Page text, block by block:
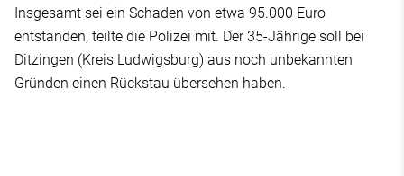
Insgesamt sei ein Schaden von etwa 95.000 Euro
entstanden, teilte die Polizei mit. Der 35-Jährige soll bei
Ditzingen (Kreis Ludwigsburg) aus noch unbekannten
Gründen einen Rückstau übersehen haben.